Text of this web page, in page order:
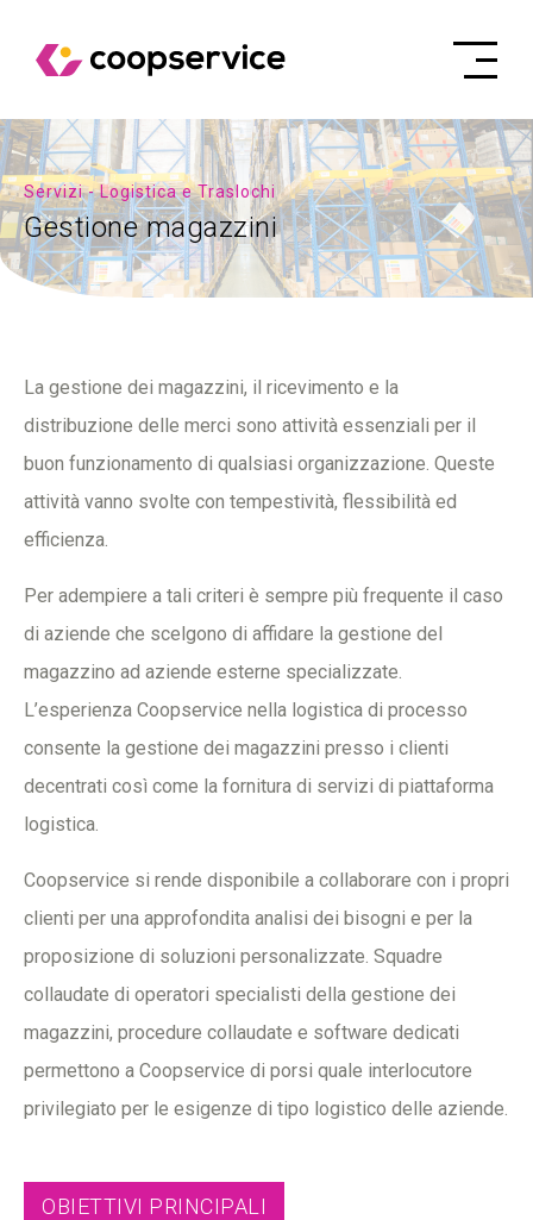
Servizi - Logistica e Traslochi
Gestione magazzini
La gestione dei magazzini, il ricevimento e la
distribuzione delle merci sono attività essenziali per il
buon funzionamento di qualsiasi organizzazione. Queste
attività vanno svolte con tempestività, flessibilità ed
efficienza.
Per adempiere a tali criteri è sempre più frequente il caso
di aziende che scelgono di affidare la gestione del
magazzino ad aziende esterne specializzate.
L’esperienza Coopservice nella logistica di processo
consente la gestione dei magazzini presso i clienti
decentrati così come la fornitura di servizi di piattaforma
logistica.
Coopservice si rende disponibile a collaborare con i propri
clienti per una approfondita analisi dei bisogni e per la
proposizione di soluzioni personalizzate. Squadre
collaudate di operatori specialisti della gestione dei
magazzini, procedure collaudate e software dedicati
permettono a Coopservice di porsi quale interlocutore
privilegiato per le esigenze di tipo logistico delle aziende.
OBIETTIVI PRINCIPALI